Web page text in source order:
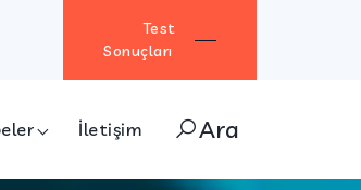
Test
Sonuçları
İletişim Ara